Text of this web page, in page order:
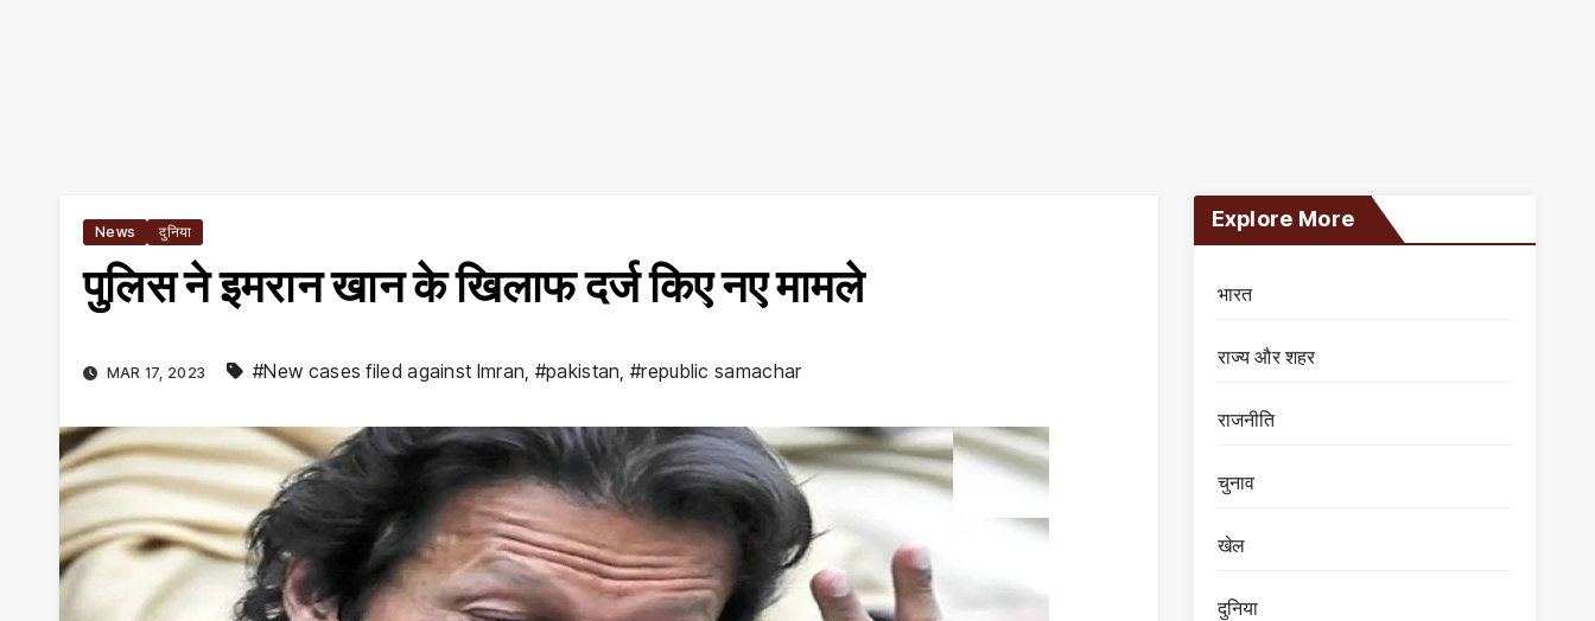
News दुनिया
पुलिस ने इमरान खान के खिलाफ दर्ज किए नए मामले
MAR 17, 2023 #New cases filed against Imran, #pakistan,#republic samachar
Explore More
भारत
राज्य और शहर
राजनीति
चुनाव
खेल
दुनिया